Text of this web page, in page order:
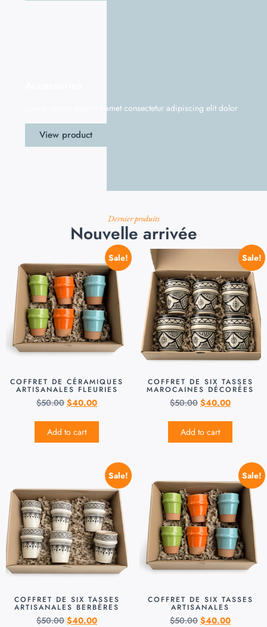
Lorem ipsum dolor sit amet consectetur adipiscing elit dolor
View product
Dernier produits
Nouvelle arrivée
Sale!
COFFRET DE CÉRAMIQUES
ARTISANALES FLEURIES
$50.00 $40.00
Add to cart
Sale!
COFFRET DE SIX TASSES
MAROCAINES DÉCORÉES
$50.00 $40.00
Add to cart
Sale!
COFFRET DE SIX TASSES
ARTISANALES BERBÈRES
$50.00 $40.00
Sale!
COFFRET DE SIX TASSES
ARTISANALES
$50.00 $40.00